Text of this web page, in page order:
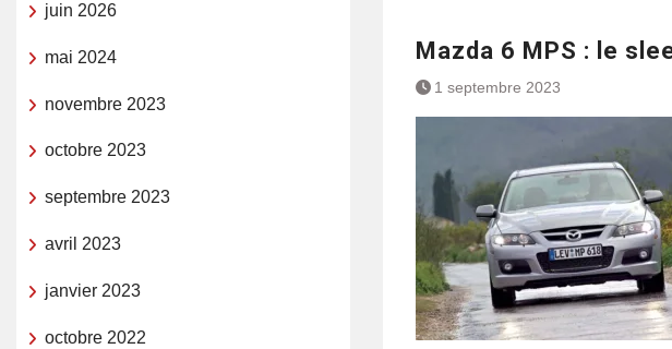
Mazda 6 MPS : le
1 septembre 2023
juin 2026
mai 2024
novembre 2023
octobre 2023
septembre 2023
avril 2023
janvier 2023
octobre 2022